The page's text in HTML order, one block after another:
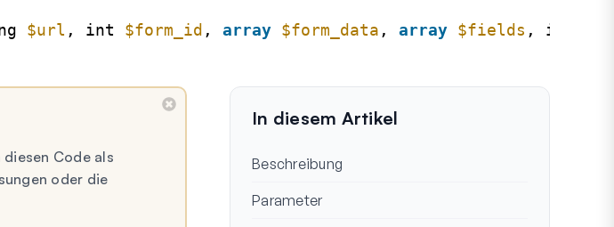
$url , int $form_id , array $form_data , array $fields , int
Code als
oder die
In diesem Artikel
Beschreibung
Parameter